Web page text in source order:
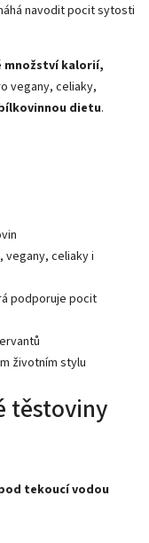
navodit pocit sytosti
množství kalorií,
vegany, celiaky,
dietu.
, vegany, celiaky i
podporuje pocit
životním stylu
těstoviny
tekoucí vodou